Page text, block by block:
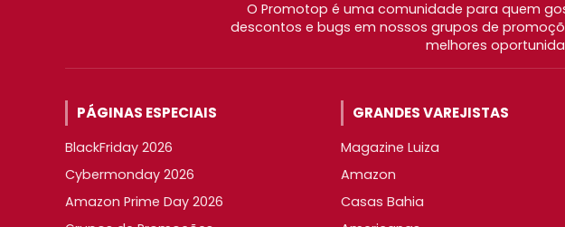
O Promotop é uma comunidade para quem
descontos e bugs em nossos grupos de
melhores
PÁGINAS ESPECIAIS
BlackFriday 2026
Cybermonday 2026
Amazon Prime Day 2026
GRANDES VAREJISTAS
Magazine Luiza
Amazon
Casas Bahia